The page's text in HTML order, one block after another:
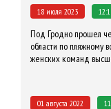
18 июля 2023
Под Гродно прошел
области по пляжному
женских команд
01 августа 2022